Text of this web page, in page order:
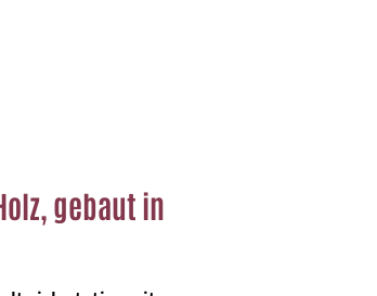
sich stetig weiter,
die gewünschte
Fahrräder sowie